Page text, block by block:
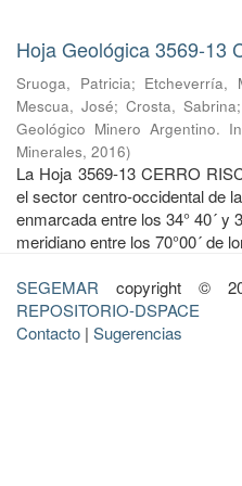
Hoja Geológica 3569-13
Sruoga, Patricia; Etcheverría,
Mescua, José;Crosta, Sabrina;
Geológico Minero Argentino.
Minerales, 2016)
La Hoja 3569-13 CERRO
el sector centro-occidental de
enmarcada entre los 34° 40´ y
meridiano entre los 70°00´ de
SEGEMAR copyright ©
REPOSITORIO-DSPACE
Contacto | Sugerencias